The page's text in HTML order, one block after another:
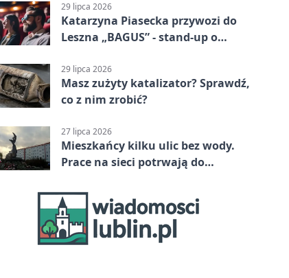
29 lipca 2026
Katarzyna Piasecka przywozi do
Leszna „BAGUS” - stand-up o
29 lipca 2026
Masz zużyty katalizator? Sprawdź,
co z nim zrobić?
27 lipca 2026
Mieszkańcy kilku ulic bez wody.
Prace na sieci potrwają do